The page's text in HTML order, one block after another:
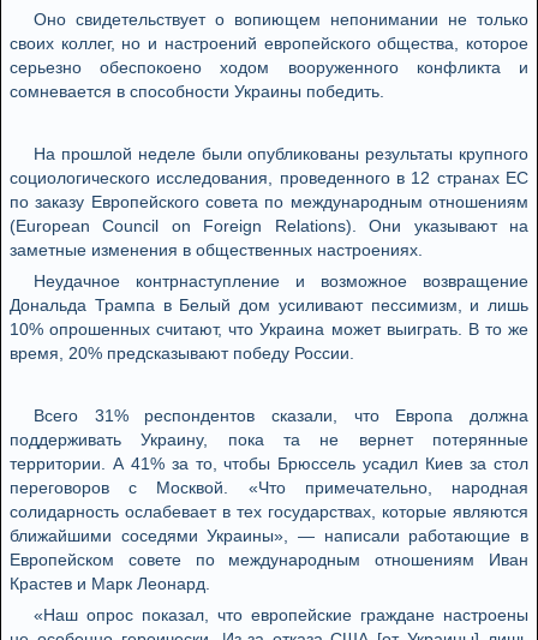
Оно свидетельствует о вопиющем непонимании не только
своих коллег, но и настроений европейского общества, которое
серьезно обеспокоено ходом вооруженного конфликта и
сомневается в способности Украины победить.
На прошлой неделе были опубликованы результаты крупного
социологического исследования, проведенного в 12 странах ЕС
по заказу Европейского совета по международным отношениям
(European Council on Foreign Relations). Они указывают на
заметные изменения в общественных настроениях.
Неудачное контрнаступление и возможное возвращение
Дональда Трампа в Белый дом усиливают пессимизм, и лишь
10% опрошенных считают, что Украина может выиграть. В то же
время, 20% предсказывают победу России.
Всего 31% респондентов сказали, что Европа должна
поддерживать Украину, пока та не вернет потерянные
территории. А 41% за то, чтобы Брюссель усадил Киев за стол
переговоров с Москвой. «Что примечательно, народная
солидарность ослабевает в тех государствах, которые являются
ближайшими соседями Украины», — написали работающие в
Европейском совете по международным отношениям Иван
Крастев и Марк Леонард.
«Наш опрос показал, что европейские граждане настроены